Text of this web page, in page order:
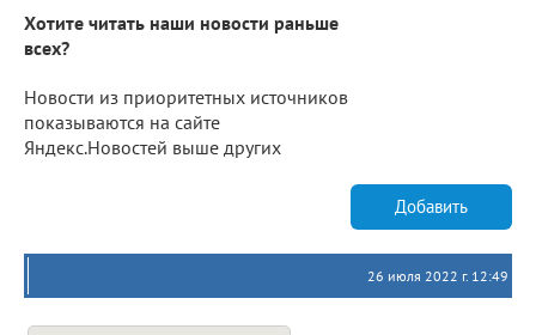
Хотите читать наши новости раньше
всех?
Новости из приоритетных источников
показываются на сайте
Яндекс.Новостей выше других
Добавить
26 июля 2022 г. 12:49